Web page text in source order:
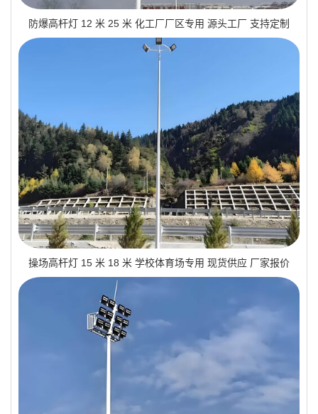
防爆高杆灯 12 米 25 米 化工厂厂区专用 源头工厂 支持定制
操场高杆灯 15 米 18 米 学校体育场专用 现货供应 厂家报价